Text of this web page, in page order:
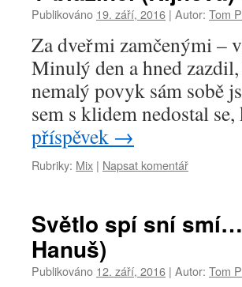
Publikováno 19. září, 2016 | Autor: Tom
Za dveřmi zamčenými –
Minulý den a hned
nemalý povyk sám sobě
sem s klidem nedostal
příspěvek →
Rubriky: Mix | Napsat komentář
Světlo spí sní
Hanuš)
Publikováno 12. září, 2016 | Autor: Tom